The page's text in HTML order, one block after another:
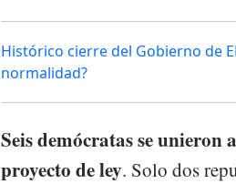
Histórico cierre del Gobierno de
normalidad?
Seis demócratas se
proyecto de ley. Solo dos